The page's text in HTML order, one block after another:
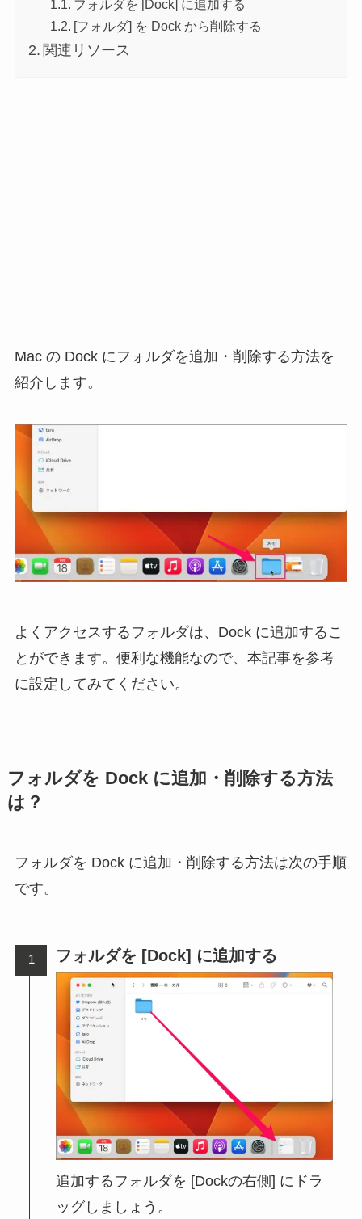
フォルダを [Dock] に追加する
[フォルダ] を Dock から削除する
関連リソース
Mac の Dock にフォルダを追加・削除する方法を
紹介します。
よくアクセスするフォルダは、Dock に追加するこ
とができます。便利な機能なので、本記事を参考
に設定してみてください。
フォルダを Dock に追加・削除する方法
は？
フォルダを Dock に追加・削除する方法は次の手順
です。
フォルダを [Dock] に追加する
追加するフォルダを [Dockの右側] にドラ
ッグしましょう。